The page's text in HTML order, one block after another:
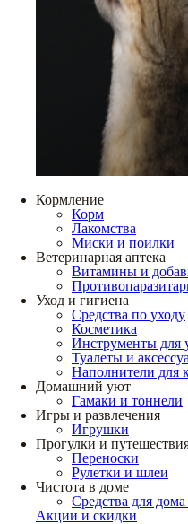
Кормление
Корм
Лакомства
Миски и поилки
Ветеринарная аптека
Витамины и
Уход и гигиена
Средства по уходу
Косметика
Инструменты для
Туалеты и
Наполнители для
Домашний уют
Гамаки и тоннели
Игры и развлечения
Игрушки
Прогулки и
Переноски
Рулетки и шлеи
Чистота в доме
Средства для
Акции и скидки